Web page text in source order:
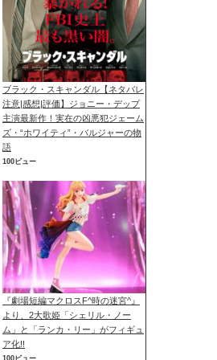
ブラック・スキャンダル【ネタバレ
注意|感想|評価】ジョニー・デップ
主演最新作！実在の凶悪犯ジェーム
ズ・“ホワイティ”・バルジャーの物
語
100ビュー
『劇場短編マクロスF^時の迷宮^』
より、2大歌姫「シェリル・ノー
ム」と「ランカ・リー」がフィギュ
ア化!!
100ビュー